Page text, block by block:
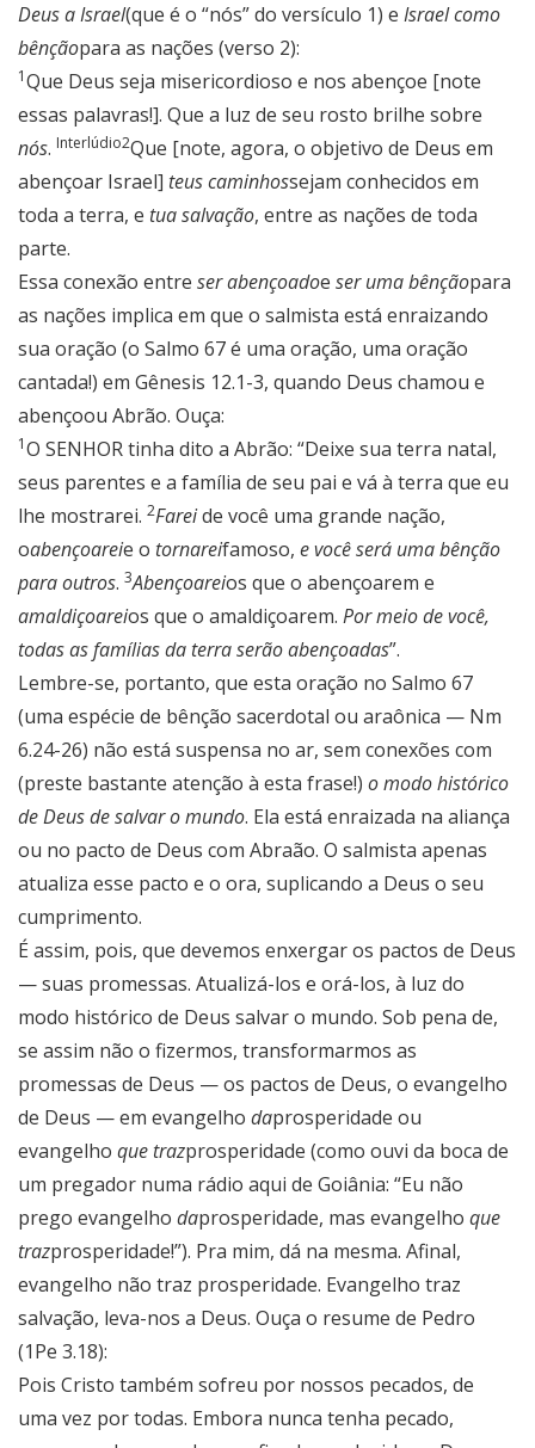
Deus a Israel(que é o “nós” do versículo 1) e Israel como
bênçãopara as nações (verso 2):
1Que Deus seja misericordioso e nos abençoe [note
essas palavras!]. Que a luz de seu rosto brilhe sobre
nós. Interlúdio2Que [note, agora, o objetivo de Deus em
abençoar Israel] teus caminhossejam conhecidos em
toda a terra, e tua salvação, entre as nações de toda
parte.
Essa conexão entre ser abençoadoe ser uma bênçãopara
as nações implica em que o salmista está enraizando
sua oração (o Salmo 67 é uma oração, uma oração
cantada!) em Gênesis 12.1-3, quando Deus chamou e
abençoou Abrão. Ouça:
1O SENHOR tinha dito a Abrão: “Deixe sua terra natal,
seus parentes e a família de seu pai e vá à terra que eu
lhe mostrarei. 2Fareide você uma grande nação,
oabençoareie o tornareifamoso, e você será uma bênção
para outros. 3Abençoareios que o abençoarem e
amaldiçoareios que o amaldiçoarem. Por meio de você,
todas as famílias da terra serão abençoadas”.
Lembre-se, portanto, que esta oração no Salmo 67
(uma espécie de bênção sacerdotal ou araônica — Nm
6.24-26) não está suspensa no ar, sem conexões com
(preste bastante atenção à esta frase!) o modo histórico
de Deus de salvar o mundo. Ela está enraizada na aliança
ou no pacto de Deus com Abraão. O salmista apenas
atualiza esse pacto e o ora, suplicando a Deus o seu
cumprimento.
É assim, pois, que devemos enxergar os pactos de Deus
— suas promessas. Atualizá-los e orá-los, à luz do
modo histórico de Deus salvar o mundo. Sob pena de,
se assim não o fizermos, transformarmos as
promessas de Deus — os pactos de Deus, o evangelho
de Deus — em evangelho daprosperidade ou
evangelho que trazprosperidade (como ouvi da boca de
um pregador numa rádio aqui de Goiânia: “Eu não
prego evangelho daprosperidade, mas evangelho que
trazprosperidade!”). Pra mim, dá na mesma. Afinal,
evangelho não traz prosperidade. Evangelho traz
salvação, leva-nos a Deus. Ouça o resume de Pedro
(1Pe 3.18):
Pois Cristo também sofreu por nossos pecados, de
uma vez por todas. Embora nunca tenha pecado,